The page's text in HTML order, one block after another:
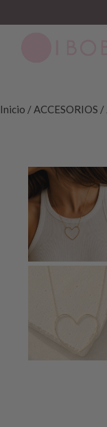
Inicio /ACCESORIOS /